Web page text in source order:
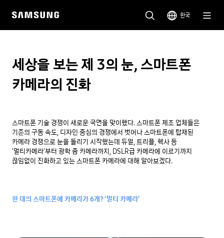
한국
세상을 보는 제 3의 눈, 스마트폰
카메라의 진화
스마트폰 기술 경쟁이 새로운 국면을 맞이했다. 스마트폰 제조 업체들은
기존의 구동 속도, 디자인 중심의 경쟁에서 벗어나 스마트폰에 탑재된
카메라 경쟁으로 눈을 돌리기 시작했는데 듀얼, 트리플, 헥사 등
‘멀티카메라’부터 광학 줌 카메라까지, DSLR급 카메라에 이르기까지
끊임없이 진화하고 있는 스마트폰 카메라에 대해 알아보겠다.
한 대의 스마트폰에 카메라가 6개? ‘멀티 카메라’